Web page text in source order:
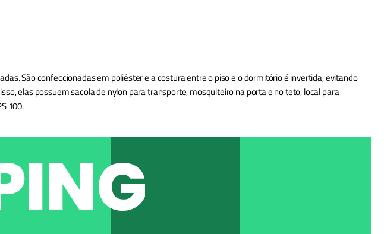
São confeccionadas em poliéster e a costura entre o piso e o dormitório é invertida, evitando
elas possuem sacola de nylon para transporte, mosquiteiro na porta e no teto, local para
100.